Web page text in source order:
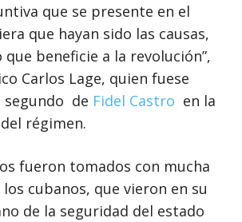
que se presente en el
que hayan sido las causas,
beneficie a la revolución”,
Carlos Lage, quien fuese
segundo de Fidel Castro en la
régimen.
fueron tomados con mucha
cubanos, que vieron en su
de la seguridad del estado